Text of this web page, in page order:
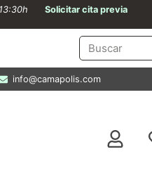
Solicitar cita previa
info@camapolis.com